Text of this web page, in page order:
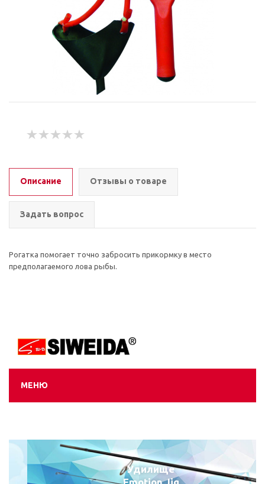
Описание Отзывы о товаре
Задать вопрос
Рогатка помогает точно забросить прикормку в место
предполагаемого лова рыбы.
МЕНЮ
Удилище